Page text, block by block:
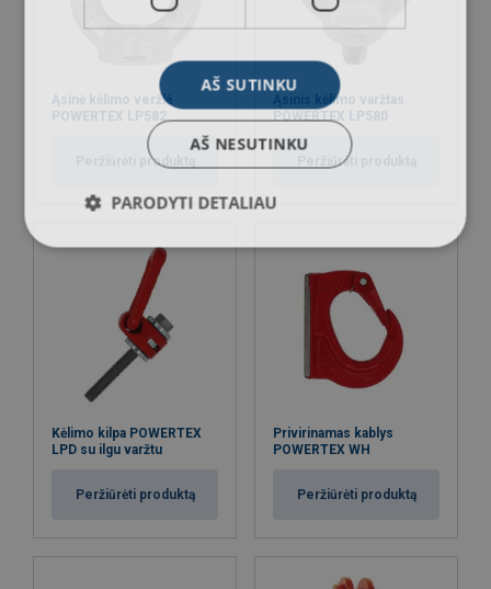
Ąsinė kėlimo veržlė
POWERTEX LP582
Peržiūrėti produktą
Ąsinis kėlimo varžtas
POWERTEX LP580
Peržiūrėti produktą
Kėlimo kilpa POWERTEX
LPD su ilgu varžtu
Peržiūrėti produktą
Privirinamas kablys
POWERTEX WH
Peržiūrėti produktą
AŠ SUTINKU
AŠ NESUTINKU
PARODYTI DETALIAU